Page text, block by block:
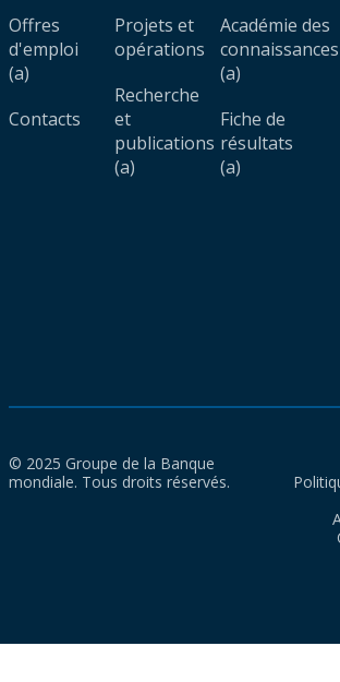
Offres
d'emploi
(a)
Contacts
Projets et
opérations
Recherche
et
publications
(a)
Académie des
connaissances
(a)
Fiche de
résultats
(a)
© 2025 Groupe de la Banque
mondiale. Tous droits réservés.